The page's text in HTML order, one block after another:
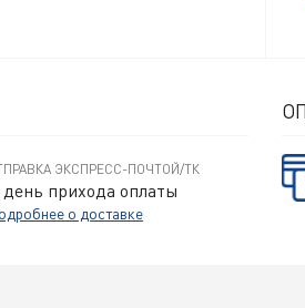
ЭКСПРЕСС-ПОЧТОЙ/ТК
прихода оплаты
о доставке